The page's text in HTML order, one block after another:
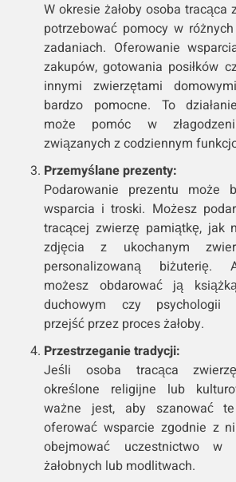
W okresie żałoby osoba tracąca
potrzebować pomocy w
zadaniach. Oferowanie
zakupów, gotowania posiłków
innymi zwierzętami
bardzo pomocne. To
może pomóc w
związanych z codziennym
Przemyślane prezenty:
Podarowanie prezentu może
wsparcia i troski. Możesz
tracącej zwierzę pamiątkę, jak
zdjęcia z ukochanym
personalizowaną biżuterię.
możesz obdarować ją
duchowym czy psychologii
przejść przez proces żałoby.
Przestrzeganie tradycji:
Jeśli osoba tracąca
określone religijne lub
ważne jest, aby szanować
oferować wsparcie zgodnie z
obejmować uczestnictwo w
żałobnych lub modlitwach.